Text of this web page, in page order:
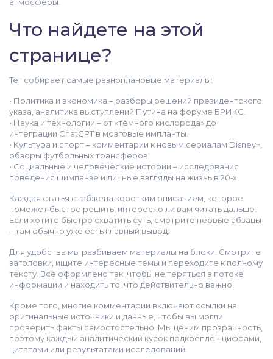
Что найдете на этой
странице?
Тег собирает самые разноплановые материалы:
• Политика и экономика – разборы решений президентского
указа, аналитика выступлений Путина на форуме БРИКС.
• Наука и технологии – от «тёмного кислорода» до
интеграции ChatGPT в мозговые импланты.
• Культура и спорт – комментарии к новым сериалам Disney+,
обзоры футбольных трансферов.
• Социальные и человеческие истории – исследования
поведения шимпанзе и личные взгляды на жизнь в 20‑х.
Каждая статья снабжена коротким описанием, которое
поможет быстро решить, интересно ли вам читать дальше.
Если хотите быстро схватить суть, смотрите первые абзацы
– там обычно уже есть главный вывод.
Для удобства мы разбиваем материалы на блоки. Смотрите
заголовки, ищите интересные темы и переходите к полному
тексту. Всё оформлено так, чтобы не теряться в потоке
информации и находить то, что действительно важно.
Кроме того, многие комментарии включают ссылки на
оригинальные источники и данные, чтобы вы могли
проверить факты самостоятельно. Мы ценим прозрачность,
поэтому каждый аналитический кусок подкреплен цифрами,
цитатами или результатами исследований.